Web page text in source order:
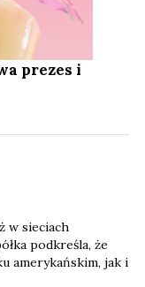
prezes i
w sieciach
podkreśla, że
amerykańskim, jak i